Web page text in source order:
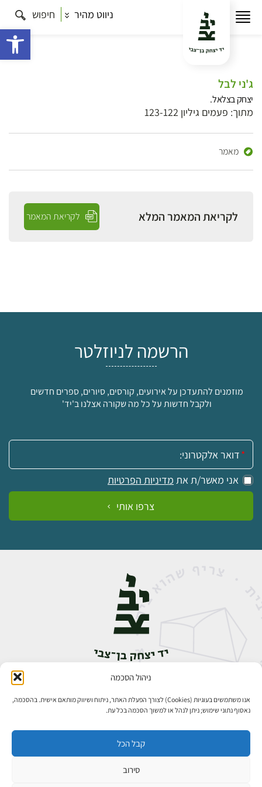
ניהול הסכמה
אנו משתמשים בעוגיות (Cookies) לצורך הפעלת האתר, ניתוח ושיווק מותאם אישית. בהסכמה,
נאסוף נתוני שימוש; ניתן לנהל או למשוך הסכמה בכל עת.
קבל הכל
סירוב
ניווט מהיר חיפוש
ג'ני לבל
יצחק בצלאל.
מתוך: פעמים גיליון 123-122
מאמר
לקריאת המאמר המלא לקריאת המאמר
הרשמה לניוזלטר
מוזמנים להתעדכן על אירועים, קורסים, סיורים, ספרים חדשים
ולקבל חדשות על כל מה שקורה אצלנו ב'יד'
אימייל:
אני מאשר/ת את מדיניות הפרטיות
צרפו אותי
אבן גבירול 14, רחביה, ירושלים